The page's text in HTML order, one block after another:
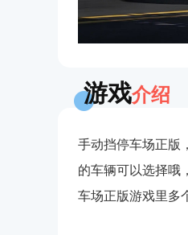
游戏介绍
手动挡停车场正版
的车辆可以选择哦
车场正版游戏里多